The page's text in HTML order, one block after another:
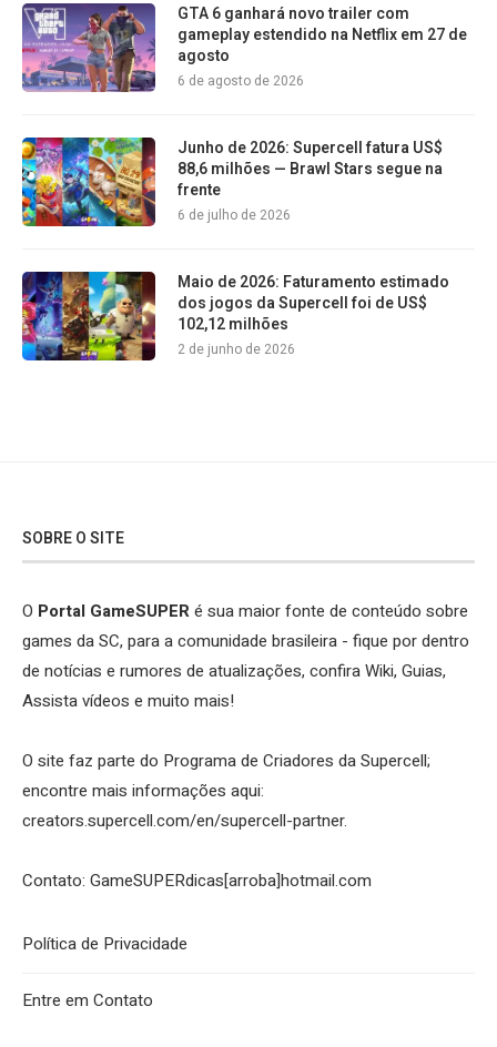
GTA 6 ganhará novo trailer com
gameplay estendido na Netflix em 27 de
agosto
6 de agosto de 2026
Junho de 2026: Supercell fatura US$
88,6 milhões — Brawl Stars segue na
frente
6 de julho de 2026
Maio de 2026: Faturamento estimado
dos jogos da Supercell foi de US$
102,12 milhões
2 de junho de 2026
SOBRE O SITE
O Portal GameSUPERé sua maior fonte de conteúdo sobre
games da SC, para a comunidade brasileira - fique por dentro
de notícias e rumores de atualizações, confira Wiki, Guias,
Assista vídeos e muito mais!
O site faz parte do Programa de Criadores da Supercell;
encontre mais informações aqui:
creators.supercell.com/en/supercell-partner.
Contato: GameSUPERdicas[arroba]hotmail.com
Política de Privacidade
Entre em Contato